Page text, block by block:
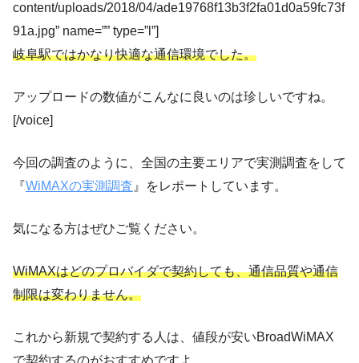
content/uploads/2018/04/ade19768f13b3f2fa01d0a59fc73f
91a.jpg” name=”” type=”l”]
岐阜駅ではかなり快適な通信環境でした。
アップロードの数値がこんなに良いのは珍しいですね。
[/voice]
今回の調査のように、全国の主要エリアで実測調査をして
『WiMAXの実測調査 』をレポートしています。
気になる方はぜひご覧ください。
WiMAXはどのプロバイダで契約しても、通信品質や通信
制限は変わりません。
これから新規で契約する人は、値段が安いBroadWiMAX